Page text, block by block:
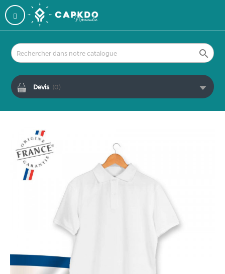

Devis (0)